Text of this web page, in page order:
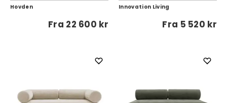
Hovden
Fra 22 600 kr
Innovation Living
Fra 5 520 kr